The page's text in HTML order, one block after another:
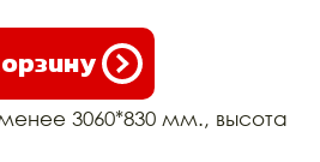
3060*830 мм., высота